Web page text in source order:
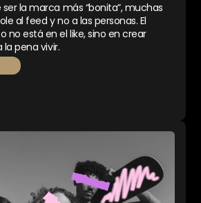
la marca más “bonita”, muchas
al feed y no a las personas. El
no está en el like, sino en crear
la pena vivir.